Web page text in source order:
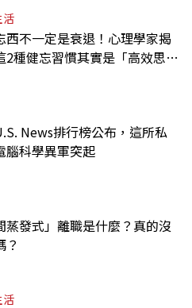
活
西不一定是衰退！心理學家揭
2種健忘習慣其實是「高效思
News排行榜公布，這所私
腦科學異軍突起
蒸發式」離職是什麼？真的沒
？
活